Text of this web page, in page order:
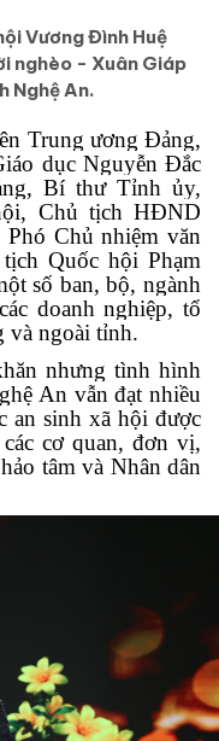
Vương Đình Huệ
nghèo - Xuân Giáp
Nghệ An.
Trung ương Đảng,
dục Nguyễn Đắc
Bí thư Tỉnh ủy,
Chủ tịch HĐND
Chủ nhiệm văn
Quốc hội Phạm
số ban, bộ, ngành
doanh nghiệp, tổ
và ngoài tỉnh.
nhưng tình hình
An vẫn đạt nhiều
an sinh xã hội được
cơ quan, đơn vị,
tâm và Nhân dân